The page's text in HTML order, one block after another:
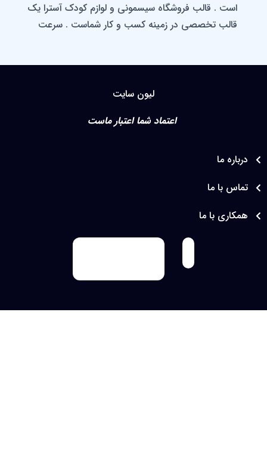
است . قالب فروشگاه سیسمونی و لوازم کودک آسترا یک
قالب تخصصی در زمینه کسب و کار شماست . سرعت
سیمونی و… می باشد.وبیتو به شما کمک میکنه تا یک
لپ تاپ ) می باشد.با این قالب می توان اطمینان داشت
که ازطرحی استفاده می شود که کاملا منطبق بر اصول
موتورهای جستجو به ویژه گوگل امیدوار بود.
لیون سایت
اعتماد شما اعتبار ماست
ما
با ما
با ما